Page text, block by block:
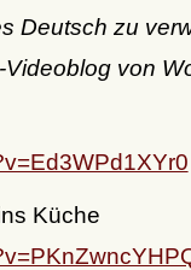
Deutsch zu
von
Küche